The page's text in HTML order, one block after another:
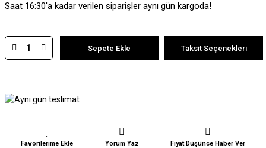
Saat 16:30'a kadar verilen siparişler aynı gün kargoda!
Sepete Ekle Taksit Seçenekleri
Yorum Yaz Fiyat Düşünce Haber Ver